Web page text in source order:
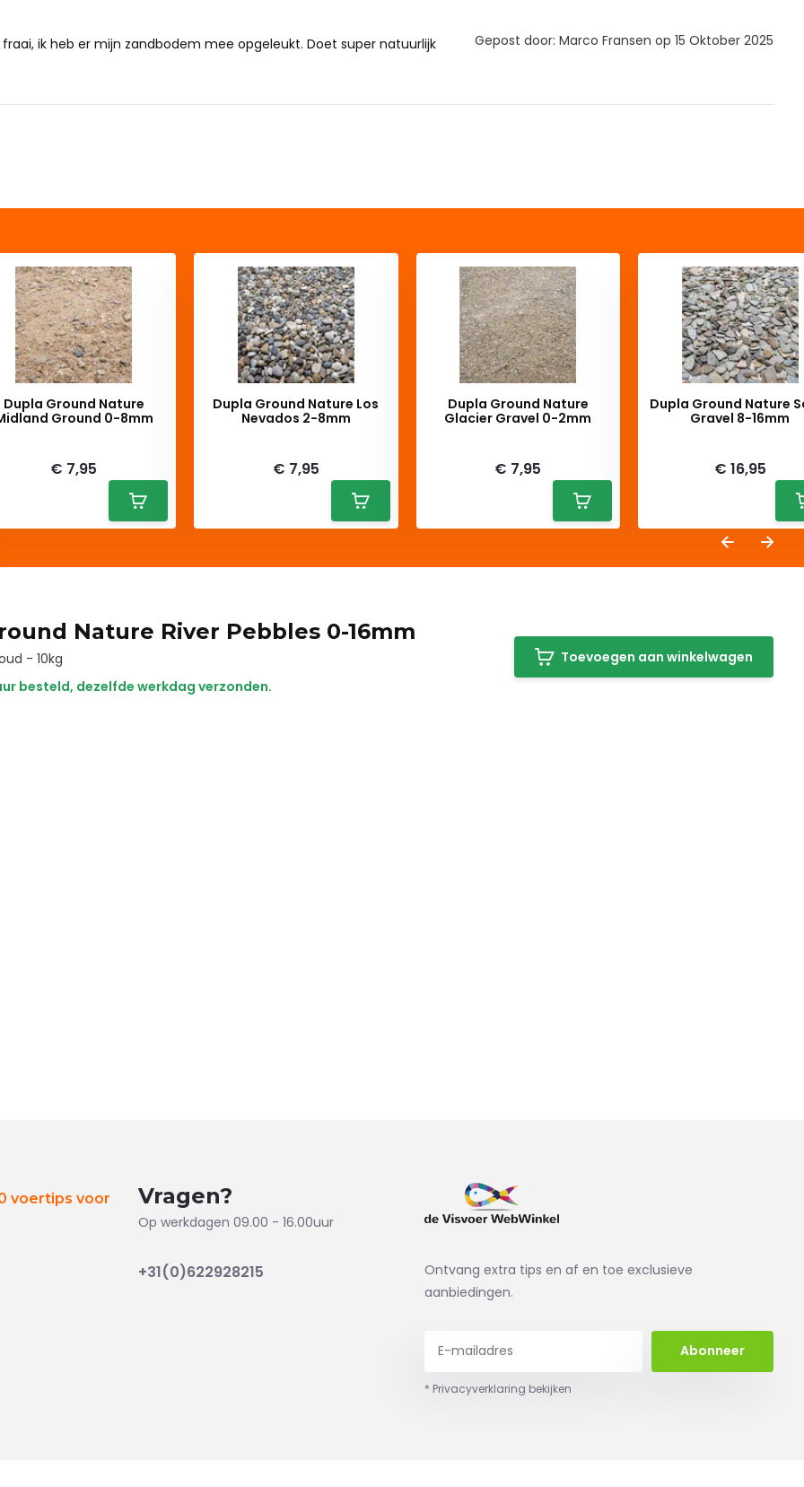
ik heb er mijn zandbodem mee opgeleukt. Doet super natuurlijk
Gepost door: Marco Fransen op 15 Oktober 2025
Dupla Ground Nature
Ground 0-8mm
€ 7,95
Dupla Ground Nature Los
Nevados 2-8mm
€ 7,95
Dupla Ground Nature
Glacier Gravel 0-2mm
€ 7,95
Dupla Ground Nature
Gravel 8-16mm
€ 16,95
Nature River Pebbles 0-16mm
- 10kg
besteld, dezelfde werkdag verzonden.
Toevoegen aan winkelwagen
voertips voor
Vragen?
Op werkdagen 09.00 - 16.00uur
+31(0)622928215
Ontvang extra tips en af en toe exclusieve
aanbiedingen.
Abonneer
* Privacyverklaring bekijken